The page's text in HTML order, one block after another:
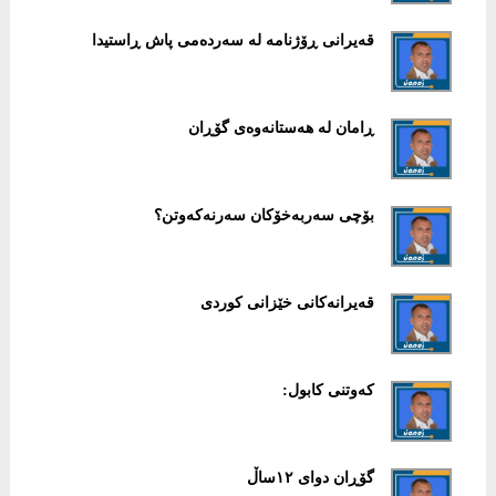
قەیرانی ڕۆژنامە لە سەردەمی پاش ڕاستیدا
ڕامان لە هەستانەوەی گۆڕان
بۆچی سەربەخۆکان سەرنەکەوتن؟
قەیرانەکانی خێزانی کوردی
کەوتنی کابول:
گۆڕان دوای ١٢ساڵ